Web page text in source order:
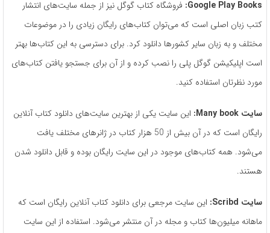
Google Play Books: فروشگاه کتاب گوگل نیز از جمله سایت‌های انتشار
کتب زبان اصلی است که می‌توان کتاب‌های رایگان زیادی را در موضوعات
مختلف و به زبان سایر کشورها دانلود کرد. برای دسترسی به این کتاب‌ها بهتر
است اپلیکیشن گوگل پلی را نصب کرده و از آن برای جستجو یافتن کتاب‌های
مورد نظرتان استفاده کنید.
سایت Many book:
این سایت یکی از بهترین‌ سایت‌های دانلود کتاب آنلاین
رایگان است که در آن بیش از 50 هزار کتاب در ژانرهای مختلف یافت
می‌شود. همه کتاب‌های موجود در این سایت رایگان بوده و قابل دانلود شدن
هستند.
سایت Scribd:
این سایت مرجعی برای دانلود کتاب آنلاین رایگان است که
ماهانه میلیون‌ها کتاب و مجله در آن منتشر می‌شود. استفاده از این سایت